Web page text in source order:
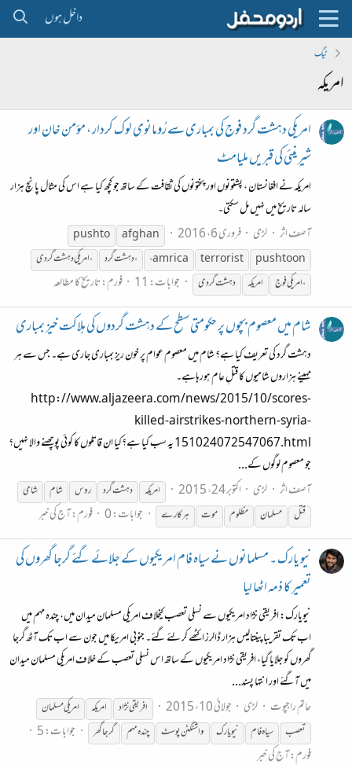
داخل ہوں
ٹیگ
امریکہ
امریکی دہشت گرد فوج کی بمباری سے رُومانوی لوک کردار ، مؤمن خان اور
شیرینئی کی قبریں ملیامٹ
امریکہ نے افغانستان ، پشتونوں اور پختونوں کی ثقافت کے ساتھ جو کچھ کیا ہے اس کی مثال پانچ ہزار
سالہ تاریخ میں نہیں مل سکتی۔
آصف اثر لڑی فروری 6، 2016 afghan
pushto
pushtoon
terrorist ، amrica ، دہشت گرد
،امریکی دہشت گردی
،امریکی فوج
امریکہ دہشت گردی جوابات: 11 فورم:تاریخ کا مطالعہ
شام میں معصوم بچوں پر حکومتی سطح کے دہشت گردوں کی ہلاکت خیز بمباری
دہشت گرد کی تعریف کیا ہے؟ شام میں معصوم عوام پر خون ریز بمباری جاری ہے۔ جس سے ہر
مہینے ہزاروں شامیوں کا قتلِ عام ہورہاہے۔
http://www.aljazeera.com/news/2015/10/scores-
killed-airstrikes-northern-syria-
151024072547067.html یہ سب کیا ہے؟کیا ان قاتلوں کا کوئی پوچھنے والا نہیں؟
جو معصوم لوگوں کے...
آصف اثر لڑی اکتوبر 24، 2015 امریکہ دہشت گرد روس شام
شامی
قتل
مسلمان مظلوم موت ہرکارے جوابات: 0 فورم:آج کی خبر
نیو یارک ۔ مسلمانوں نے سیاہ فام امریکیوں کے جلائے گئے گرجا گھروں کی
تعمیر کا ذمہ اٹھا لیا
نیویارک: افریقی نژاد امریکیوں سے نسلی تعصب کیخلاف امریکی مسلمان میدان میں، چندہ مہم میں
اب تک تقریبا پینتالیس ہزار ڈالرز اکٹھے کر لئے گئے۔ جنوبی امریکا میں جون سے اب تک آٹھ گرجا
گھروں کو جلایا گیا، افریقی نژاد امریکیوں کے ساتھ اس نسلی تعصب کے خلاف امریکی مسلمان میدان
میں آگئے اور انتہا پسند...
حاتم راجپوت
لڑی جولائی 10، 2015 افریقی نژاد امریکہ
امریکی مسلمان
تعصب
سیاہ فام نیویارک واشنگٹن پوسٹ چندہ مہم گرجا گھر
جوابات: 5
فورم:آج کی خبر